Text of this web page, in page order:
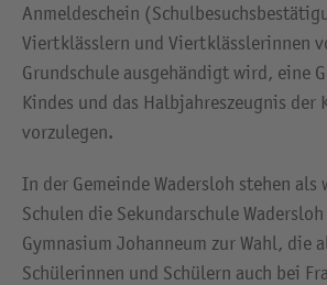
Anmeldeschein
Viertklässlern und Viertklässlerinnen
Grundschule ausgehändigt wird, eine
Kindes und das Halbjahreszeugnis der
vorzulegen.
In der Gemeinde Wadersloh stehen als
Schulen die Sekundarschule
Gymnasium Johanneum zur Wahl, die
Schülerinnen und Schülern auch bei